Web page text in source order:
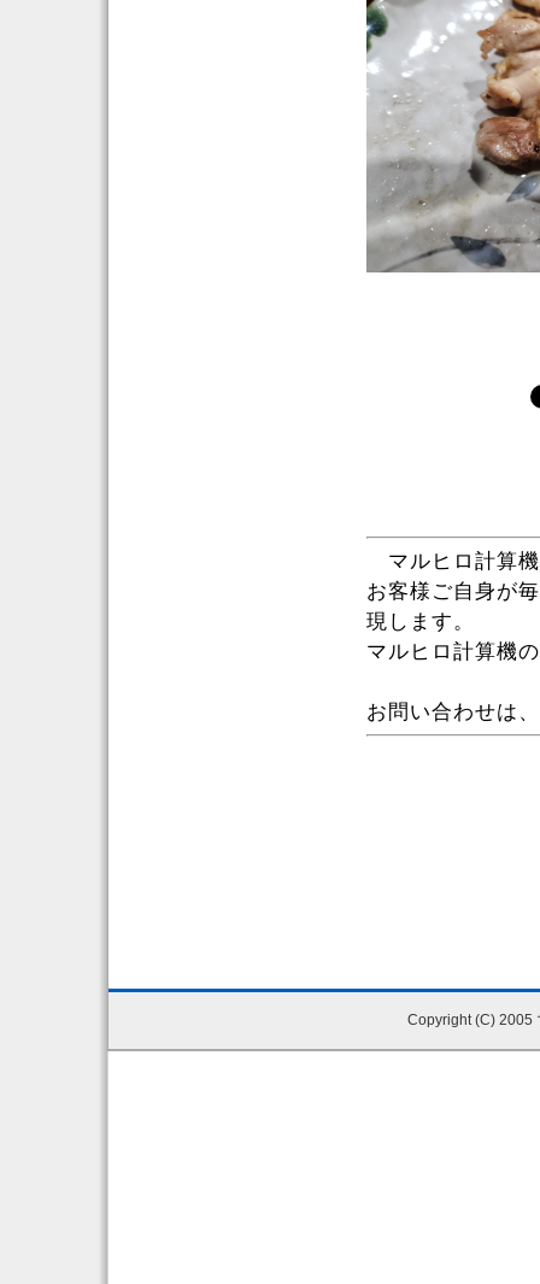
マルヒロ計算機
お客様ご自身が
現します。
マルヒロ計算機の
お問い合わせは
Copyright (C) 2005